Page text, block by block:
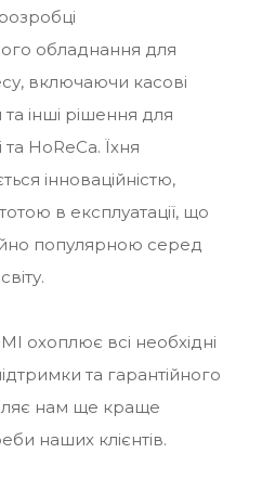
обладнання для
включаючи касові
інші рішення для
та HoReCa. Їхня
інноваційністю,
в експлуатації, що
популярною серед
охоплює всі необхідні
та гарантійного
нам ще краще
наших клієнтів.